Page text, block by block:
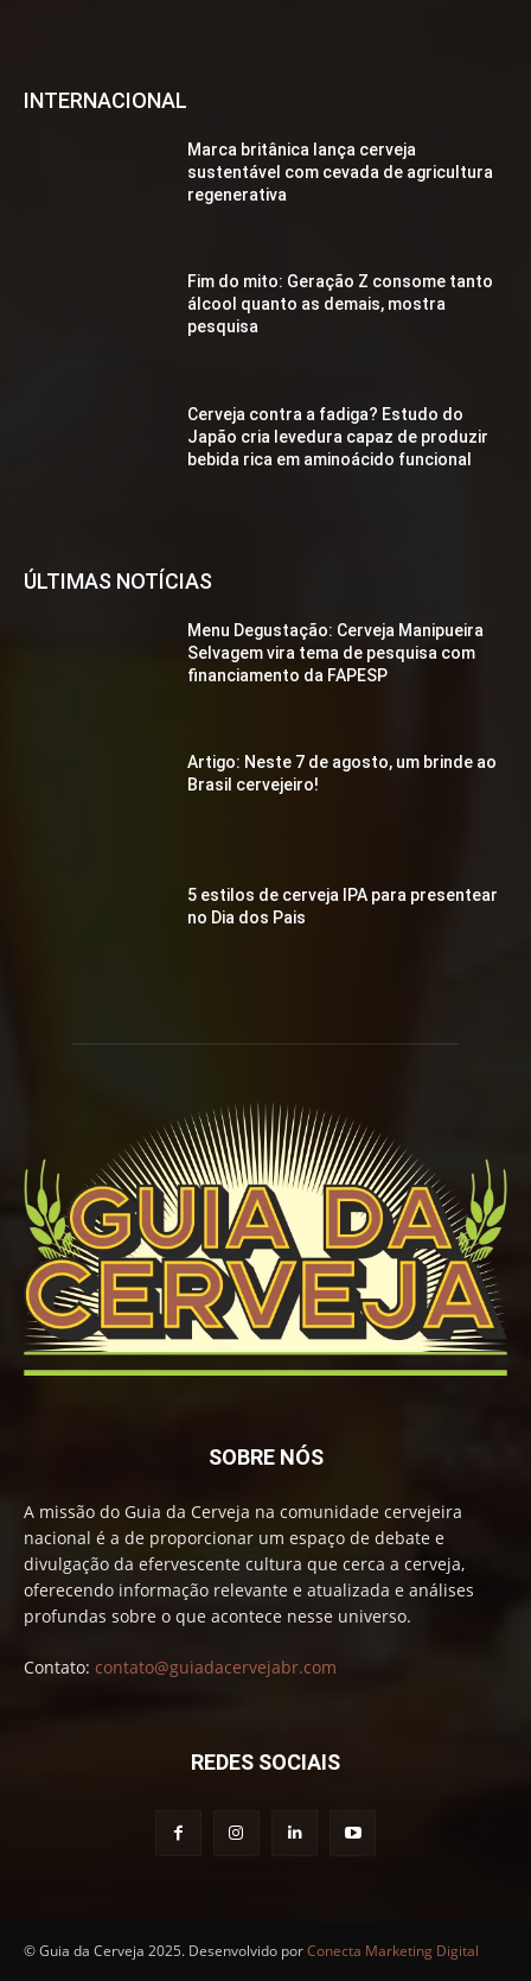
INTERNACIONAL
Marca britânica lança cerveja
sustentável com cevada de agricultura
regenerativa
Fim do mito: Geração Z consome tanto
álcool quanto as demais, mostra
pesquisa
Cerveja contra a fadiga? Estudo do
Japão cria levedura capaz de produzir
bebida rica em aminoácido funcional
ÚLTIMAS NOTÍCIAS
Menu Degustação: Cerveja Manipueira
Selvagem vira tema de pesquisa com
financiamento da FAPESP
Artigo: Neste 7 de agosto, um brinde ao
Brasil cervejeiro!
5 estilos de cerveja IPA para presentear
no Dia dos Pais
SOBRE NÓS
A missão do Guia da Cerveja na comunidade cervejeira
nacional é a de proporcionar um espaço de debate e
divulgação da efervescente cultura que cerca a cerveja,
oferecendo informação relevante e atualizada e análises
profundas sobre o que acontece nesse universo.
Contato: contato@guiadacervejabr.com
REDES SOCIAIS
© Guia da Cerveja 2025. Desenvolvido porConecta Marketing Digital